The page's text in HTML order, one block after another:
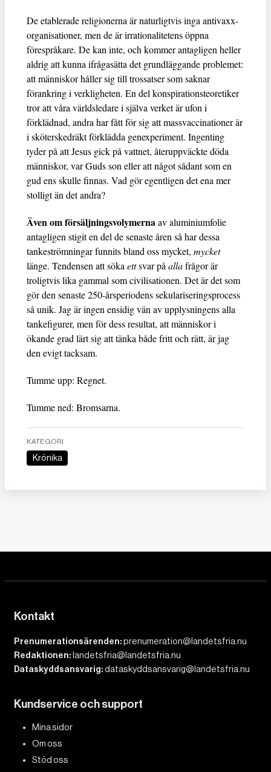
De etablerade religionerna är naturligtvis inga antivaxx-
organisationer, men de är irrationalitetens öppna
förespråkare. De kan inte, och kommer antagligen heller
aldrig att kunna ifrågasätta det grundläggande problemet:
att människor håller sig till trossatser som saknar
förankring i verkligheten. En del konspirationsteoretiker
tror att våra världsledare i själva verket är ufon i
förklädnad, andra har fått för sig att massvaccinationer är
i sköterskedräkt förklädda genexperiment. Ingenting
tyder på att Jesus gick på vattnet, återuppväckte döda
människor, var Guds son eller att något sådant som en
gud ens skulle finnas. Vad gör egentligen det ena mer
stolligt än det andra?
Även om försäljningsvolymerna av aluminiumfolie
antagligen stigit en del de senaste åren så har dessa
tankeströmningar funnits bland oss mycket, mycket
länge. Tendensen att söka ettsvar på allafrågor är
troligtvis lika gammal som civilisationen. Det är det som
gör den senaste 250-årsperiodens sekulariseringsprocess
så unik. Jag är ingen ensidig vän av upplysningens alla
tankefigurer, men för dess resultat, att människor i
ökande grad lärt sig att tänka både fritt och rätt, är jag
den evigt tacksam.
Tumme upp: Regnet.
Tumme ned: Bromsarna.
KATEGORI
Krönika
Kontakt
Prenumerationsärenden:prenumeration@landetsfria.nu
Redaktionen: landetsfria@landetsfria.nu
Dataskyddsansvarig:dataskyddsansvarig@landetsfria.nu
Kundservice och support
Mina sidor
Om oss
Stöd oss